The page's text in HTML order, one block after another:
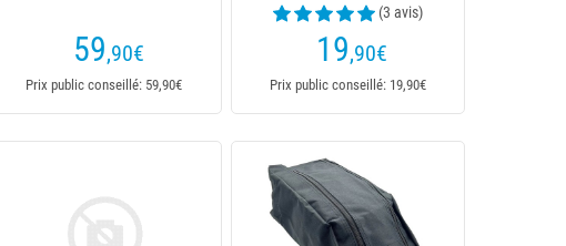
59,90€
Prix public conseillé: 59,90€
(3 avis)
19,90€
Prix public conseillé: 19,90€